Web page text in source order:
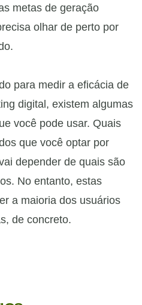
metas de geração
olhar de perto por
para medir a eficácia de
digital, existem algumas
você pode usar. Quais
que você optar por
depender de quais são
No entanto, estas
a maioria dos usuários
de concreto.